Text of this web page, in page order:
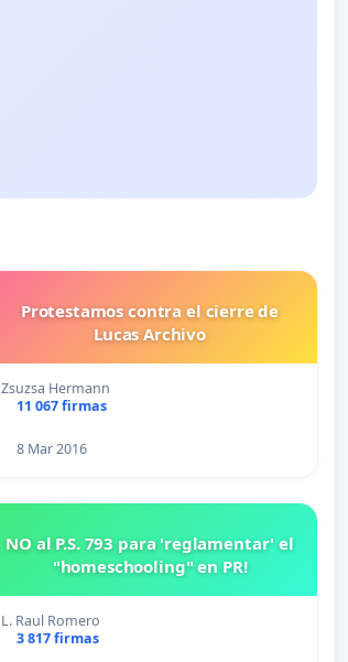
Protestamos contra el cierre de
Lucas Archivo
Zsuzsa Hermann
11 067 firmas
8 Mar 2016
NO al P.S. 793 para 'reglamentar' el
"homeschooling" en PR!
L. Raul Romero
3 817 firmas